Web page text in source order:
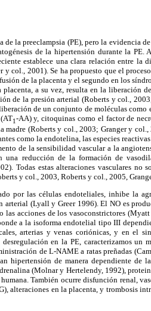
la preeclampsia (PE), pero la evidencia
de la hipertensión durante la PE.
establece una clara relación entre la
col., 2001). Se ha propuesto que el
de la placenta y el segundo en los
a su vez, resulta en la liberación
de la presión arterial (Roberts y col.,
de un conjunto de moléculas como
1-AA) y, citoquinas como el factor de
(Roberts y col., 2003; Granger y
como la endotelina, las especies
de la sensibilidad vascular a la
una reducción de la formación de
Todas estas alteraciones vasculares no
y col., 2003, Roberts y col., 2005,
por las células endoteliales, inhibe la
(Lyall y Greer 1996). El NO es
acciones de los vasoconstrictores
a la isoforma endotelial tipo III
arterias y venas coriónicas, y en el
en la PE, caracterizamos un
de L-NAME a ratas preñadas
hipertensión de manera dependiente de
(Molnar y Hertelendy, 1992),
También ocurre disfunción renal,
alteraciones en la placenta, y trombosis